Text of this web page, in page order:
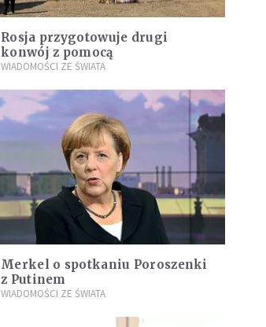
Rosja przygotowuje drugi
konwój z pomocą
WIADOMOŚCI ZE ŚWIATA
Merkel o spotkaniu Poroszenki
z Putinem
WIADOMOŚCI ZE ŚWIATA